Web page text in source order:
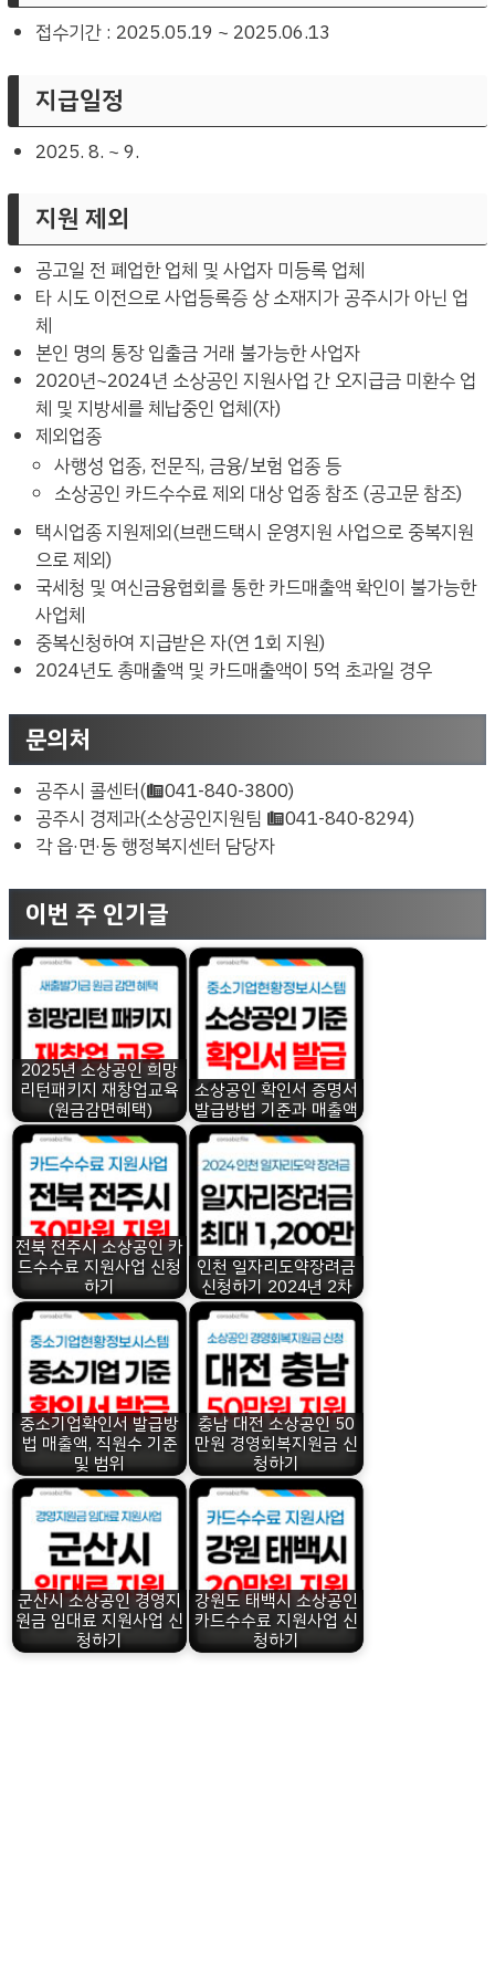
접수기간 : 2025.05.19 ~ 2025.06.13
지급일정
2025. 8. ~ 9.
지원 제외
공고일 전 폐업한 업체 및 사업자 미등록 업체
타 시도 이전으로 사업등록증 상 소재지가 공주시가 아닌 업
체
본인 명의 통장 입출금 거래 불가능한 사업자
2020년~2024년 소상공인 지원사업 간 오지급금 미환수 업
체 및 지방세를 체납중인 업체(자)
제외업종
사행성 업종, 전문직, 금융/보험 업종 등
소상공인 카드수수료 제외 대상 업종 참조 (공고문 참조)
택시업종 지원제외(브랜드택시 운영지원 사업으로 중복지원
으로 제외)
국세청 및 여신금융협회를 통한 카드매출액 확인이 불가능한
사업체
중복신청하여 지급받은 자(연 1회 지원)
2024년도 총매출액 및 카드매출액이 5억 초과일 경우
문의처
공주시 콜센터(☎041-840-3800)
공주시 경제과(소상공인지원팀 ☎041-840-8294)
각 읍·면·동 행정복지센터 담당자
이번 주 인기글
2025년 소상공인 희망
리턴패키지 재창업교육
(원금감면혜택)
소상공인 확인서 증명서
발급방법 기준과 매출액
전북 전주시 소상공인 카
드수수료 지원사업 신청
하기
인천 일자리도약장려금
신청하기 2024년 2차
중소기업확인서 발급방
법 매출액, 직원수 기준
및 범위
충남 대전 소상공인 50
만원 경영회복지원금 신
청하기
군산시 소상공인 경영지
원금 임대료 지원사업 신
청하기
강원도 태백시 소상공인
카드수수료 지원사업 신
청하기